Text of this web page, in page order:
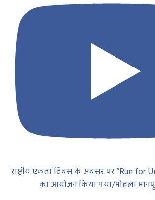
राष्ट्रीय एकता दिवस के अवसर पर “Run for
का आयोजन किया गया/मोहला